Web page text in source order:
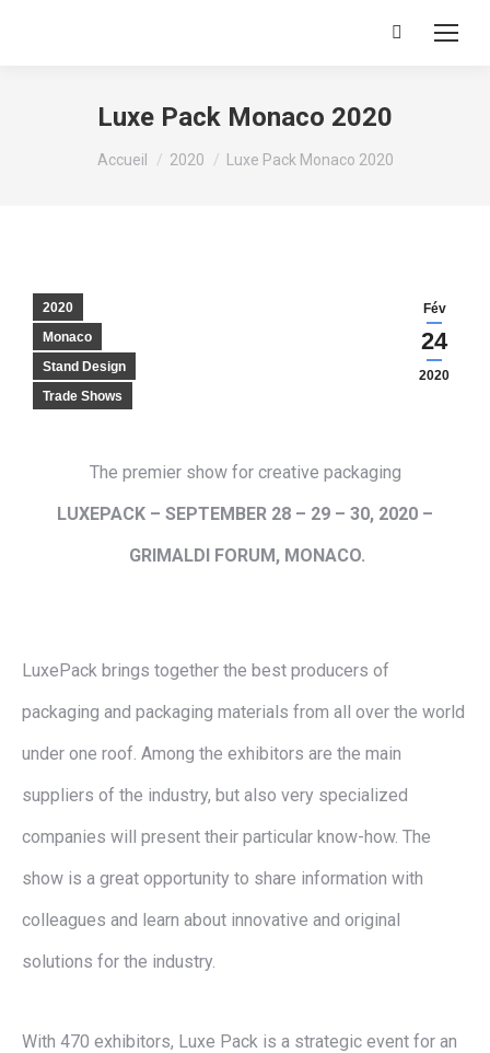
Recherche
Luxe Pack Monaco 2020
Vous êtes ici :
Accueil 2020 Luxe Pack Monaco 2020
Fév
24
2020
2020
Monaco
Stand Design
Trade Shows
The premier show for creative packaging
LUXEPACK – SEPTEMBER 28 – 29 – 30, 2020 –
GRIMALDI FORUM, MONACO.
LuxePack brings together the best producers of
packaging and packaging materials from all over the world
under one roof. Among the exhibitors are the main
suppliers of the industry, but also very specialized
companies will present their particular know-how. The
show is a great opportunity to share information with
colleagues and learn about innovative and original
solutions for the industry.
With 470 exhibitors, Luxe Pack is a strategic event for an